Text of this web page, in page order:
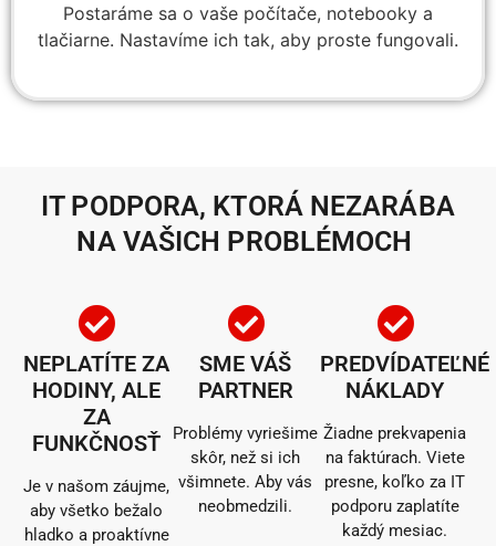
Postaráme sa o vaše počítače, notebooky a
tlačiarne. Nastavíme ich tak, aby proste fungovali.
IT PODPORA, KTORÁ NEZARÁBA
NA VAŠICH PROBLÉMOCH ​
NEPLATÍTE ZA
HODINY, ALE
ZA
FUNKČNOSŤ
Je v našom záujme,
aby všetko bežalo
hladko a proaktívne
SME VÁŠ
PARTNER
Problémy vyriešime
skôr, než si ich
všimnete. Aby vás
neobmedzili.
PREDVÍDATEĽNÉ
NÁKLADY
Žiadne prekvapenia
na faktúrach. Viete
presne, koľko za IT
podporu zaplatíte
každý mesiac.